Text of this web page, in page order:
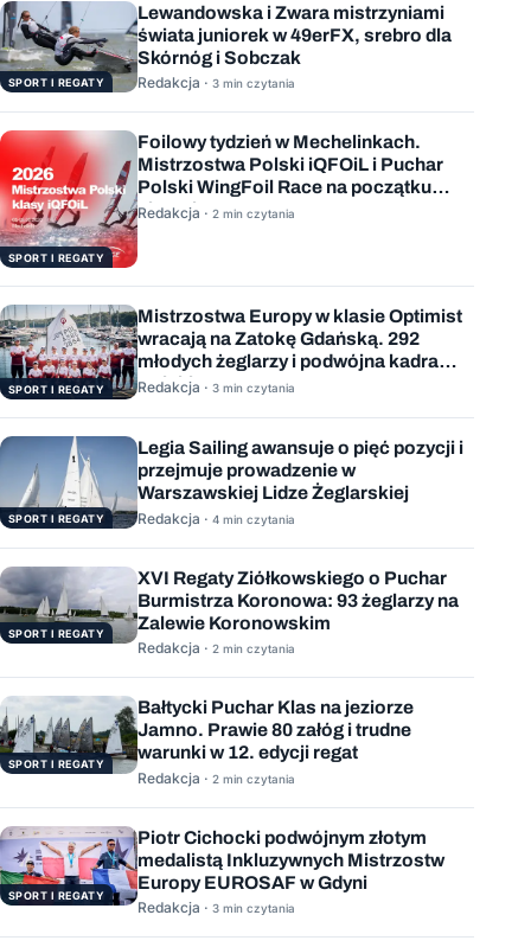
SPORT I REGATY
Lewandowska i Zwara mistrzyniami
świata juniorek w 49erFX, srebro dla
Skórnóg i Sobczak
Redakcja · 3 min czytania
SPORT I REGATY
Foilowy tydzień w Mechelinkach.
Mistrzostwa Polski iQFOiL i Puchar
Polski WingFoil Race na początku
sierpnia
Redakcja · 2 min czytania
SPORT I REGATY
Mistrzostwa Europy w klasie Optimist
wracają na Zatokę Gdańską. 292
młodych żeglarzy i podwójna kadra
Polski
Redakcja · 3 min czytania
SPORT I REGATY
Legia Sailing awansuje o pięć pozycji i
przejmuje prowadzenie w
Warszawskiej Lidze Żeglarskiej
Redakcja · 4 min czytania
SPORT I REGATY
XVI Regaty Ziółkowskiego o Puchar
Burmistrza Koronowa: 93 żeglarzy na
Zalewie Koronowskim
Redakcja · 2 min czytania
SPORT I REGATY
Bałtycki Puchar Klas na jeziorze
Jamno. Prawie 80 załóg i trudne
warunki w 12. edycji regat
Redakcja · 2 min czytania
SPORT I REGATY
Piotr Cichocki podwójnym złotym
medalistą Inkluzywnych Mistrzostw
Europy EUROSAF w Gdyni
Redakcja · 3 min czytania